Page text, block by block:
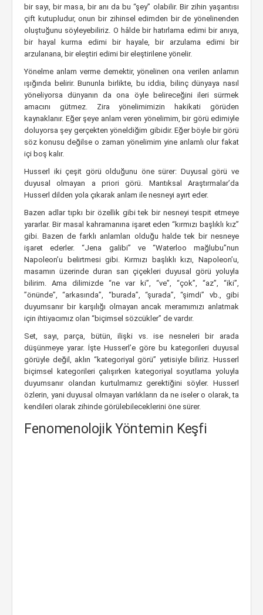
bir sayı, bir masa, bir anı da bu “şey” olabilir. Bir zihin yaşantısı
çift kutupludur, onun bir zihinsel edimden bir de yönelinenden
oluştuğunu söyleyebiliriz. O hâlde bir hatırlama edimi bir anıya,
bir hayal kurma edimi bir hayale, bir arzulama edimi bir
arzulanana, bir eleştiri edimi bir eleştirilene yönelir.
Yönelme anlam verme demektir, yönelinen ona verilen anlamın
ışığında belirir. Bununla birlikte, bu iddia, bilinç dünyaya nasıl
yöneliyorsa dünyanın da ona öyle belireceğini ileri sürmek
amacını gütmez. Zira yönelimimizin hakikati görüden
kaynaklanır. Eğer şeye anlam veren yönelimim, bir görü edimiyle
doluyorsa şey gerçekten yöneldiğim gibidir. Eğer böyle bir görü
söz konusu değilse o zaman yönelimim yine anlamlı olur fakat
içi boş kalır.
Husserl iki çeşit görü olduğunu öne sürer: Duyusal görü ve
duyusal olmayan a priori görü. Mantıksal Araştırmalar’da
Husserl dilden yola çıkarak anlam ile nesneyi ayırt eder.
Bazen adlar tıpkı bir özellik gibi tek bir nesneyi tespit etmeye
yararlar. Bir masal kahramanına işaret eden “kırmızı başlıklı kız”
gibi. Bazen de farklı anlamları olduğu halde tek bir nesneye
işaret ederler. “Jena galibi” ve “Waterloo mağlubu”nun
Napoleon’u belirtmesi gibi. Kırmızı başlıklı kızı, Napoleon’u,
masamın üzerinde duran sarı çiçekleri duyusal görü yoluyla
bilirim. Ama dilimizde “ne var ki”, “ve”, “çok”, “az”, “iki”,
”önünde”, “arkasında”, “burada”, “şurada”, “şimdi” vb., gibi
duyumsanır bir karşılığı olmayan ancak meramımızı anlatmak
için ihtiyacımız olan “biçimsel sözcükler” de vardır.
Set, sayı, parça, bütün, ilişki vs. ise nesneleri bir arada
düşünmeye yarar. İşte Husserl’e göre bu kategorileri duyusal
görüyle değil, aklın “kategoriyal görü” yetisiyle biliriz. Husserl
biçimsel kategorileri çalışırken kategoriyal soyutlama yoluyla
duyumsanır olandan kurtulmamız gerektiğini söyler. Husserl
özlerin, yani duyusal olmayan varlıkların da ne iseler o olarak, ta
kendileri olarak zihinde görülebileceklerini öne sürer.
Fenomenolojik Yöntemin Keşfi